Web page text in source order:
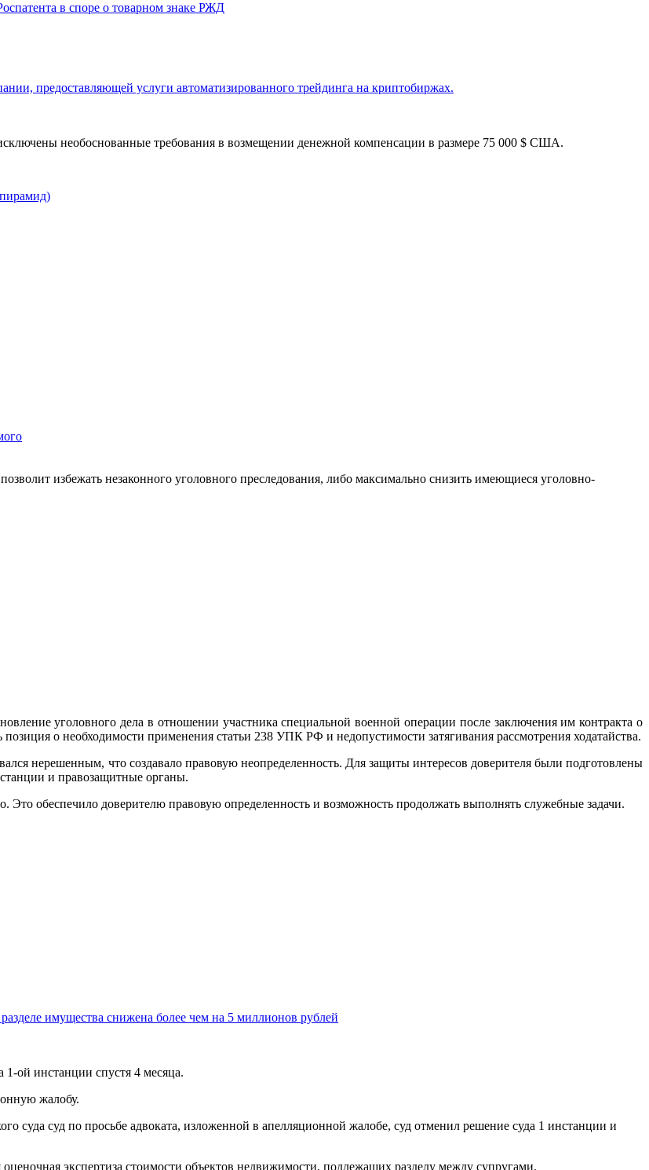
в споре о товарном знаке РЖД
предоставляющей услуги автоматизированного трейдинга на криптобиржах.
необоснованные требования в возмещении денежной компенсации в размере 75 000 $ США.
избежать незаконного уголовного преследования, либо максимально снизить имеющиеся уголовно-
уголовного дела в отношении участника специальной военной операции после заключения им контракта о
о необходимости применения статьи 238 УПК РФ и недопустимости затягивания рассмотрения ходатайства.
нерешенным, что создавало правовую неопределенность. Для защиты интересов доверителя были подготовлены
и правозащитные органы.
Это обеспечило доверителю правовую определенность и возможность продолжать выполнять служебные задачи.
имущества снижена более чем на 5 миллионов рублей
1-ой инстанции спустя 4 месяца.
жалобу.
суда суд по просьбе адвоката, изложенной в апелляционной жалобе, суд отменил решение суда 1 инстанции и
оценочная экспертиза стоимости объектов недвижимости, подлежащих разделу между супругами.